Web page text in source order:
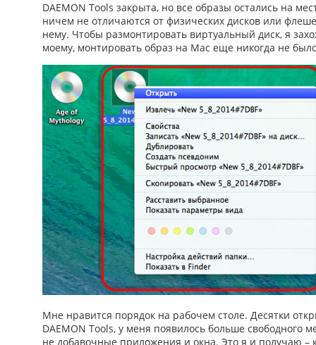
DAEMON Tools закрыта, но все образы остались на
ничем не отличаются от физических дисков или
нему. Чтобы размонтировать виртуальный диск, я
моему, монтировать образ на Mac еще никогда не
Мне нравится порядок на рабочем столе. Десятки
DAEMON Tools, у меня появилось больше
не добавочные приложения и окна. Это я и получаю –